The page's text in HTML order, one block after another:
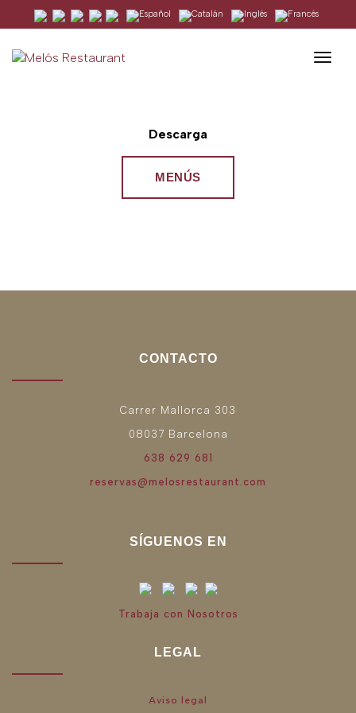
Descarga
MENÚS
CONTACTO
Carrer Mallorca 303
08037 Barcelona
638 629 681
reservas@melosrestaurant.com
SÍGUENOS EN
Trabaja con Nosotros
LEGAL
Aviso legal